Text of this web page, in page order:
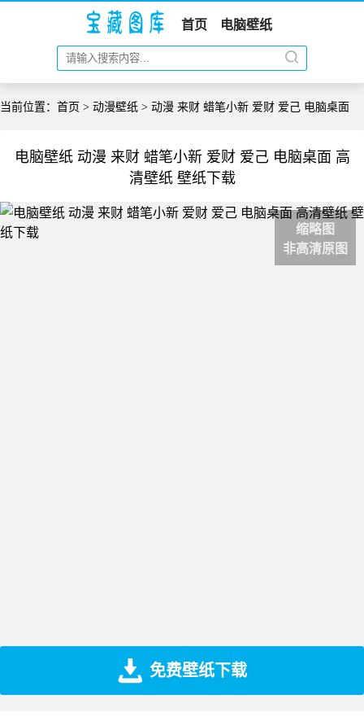
首页 电脑壁纸
当前位置： 首页 > 动漫壁纸 > 动漫 来财 蜡笔小新 爱财 爱己 电脑桌面
电脑壁纸 动漫 来财 蜡笔小新 爱财 爱己 电脑桌面 高
清壁纸 壁纸下载
缩略图
非高清原图
免费壁纸下载